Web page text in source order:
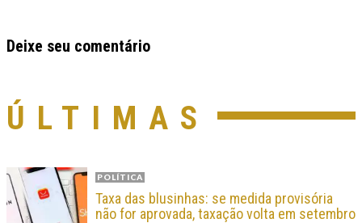
Deixe seu comentário
ÚLTIMAS
POLÍTICA
Taxa das blusinhas: se medida provisória
não for aprovada, taxação volta em setembro